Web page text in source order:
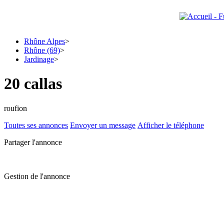
Rhône Alpes>
Rhône (69)>
Jardinage>
20 callas
roufion
Toutes ses annonces Envoyer un message Afficher le téléphone
Partager l'annonce
Gestion de l'annonce